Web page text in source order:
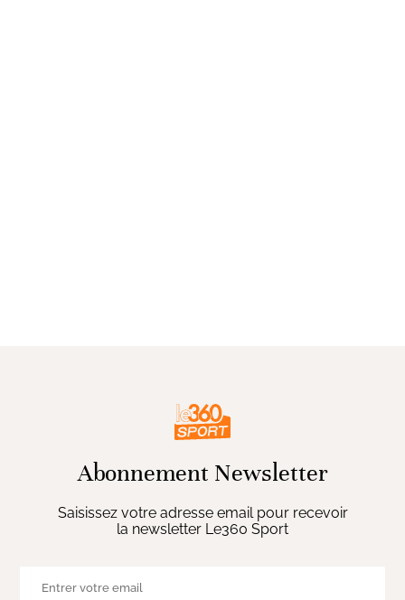
Abonnement Newsletter
Saisissez votre adresse email pour recevoir
la newsletter Le360 Sport